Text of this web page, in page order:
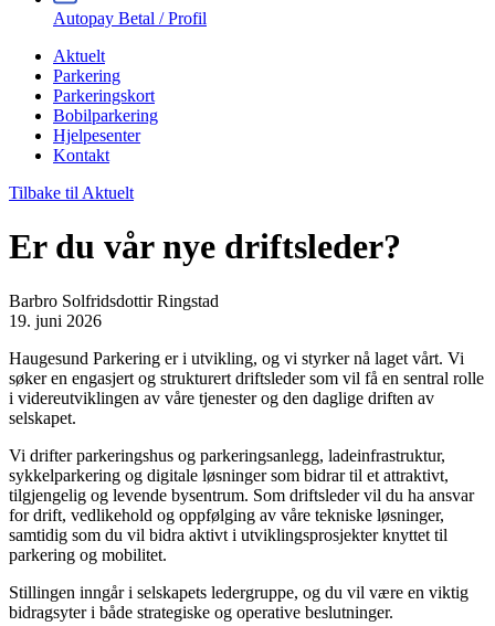
Autopay Betal / Profil
Aktuelt
Parkering
Parkeringskort
Bobilparkering
Hjelpesenter
Kontakt
Tilbake til Aktuelt
Er du vår nye driftsleder?
Barbro Solfridsdottir Ringstad
19. juni 2026
Haugesund Parkering er i utvikling, og vi styrker nå laget vårt. Vi
søker en engasjert og strukturert driftsleder som vil få en sentral rolle
i videreutviklingen av våre tjenester og den daglige driften av
selskapet.
Vi drifter parkeringshus og parkeringsanlegg, ladeinfrastruktur,
sykkelparkering og digitale løsninger som bidrar til et attraktivt,
tilgjengelig og levende bysentrum. Som driftsleder vil du ha ansvar
for drift, vedlikehold og oppfølging av våre tekniske løsninger,
samtidig som du vil bidra aktivt i utviklingsprosjekter knyttet til
parkering og mobilitet.
Stillingen inngår i selskapets ledergruppe, og du vil være en viktig
bidragsyter i både strategiske og operative beslutninger.